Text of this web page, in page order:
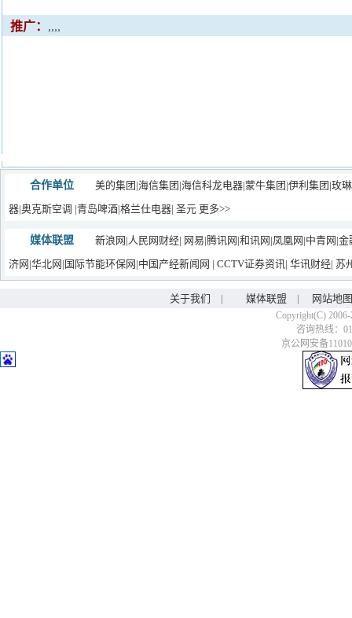
推广： ,,,,
合作单位 美的集团 |海信集团 |海信科龙电器|蒙牛集团|伊利集团 |玫
器|奥克斯空调 |青岛啤酒|格兰仕电器| 圣元 更多>>
媒体联盟 新浪网 |人民网财经| 网易|腾讯网 |和讯网 |凤凰网 |中青网 |金
济网 |华北网 | 国际节能环保网 |中国产经新闻网 | CCTV证券资讯| 华讯财经| 苏
关于我们 | 媒体联盟 | 网站地图
Copyright(C)
咨询热线：
京公网安备